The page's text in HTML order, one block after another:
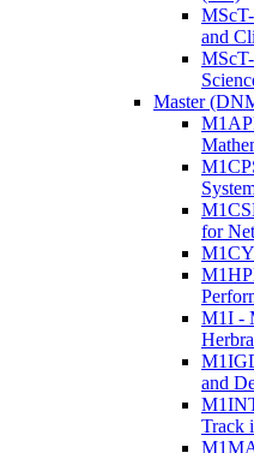
and
Master
for
M1I -
and
Track